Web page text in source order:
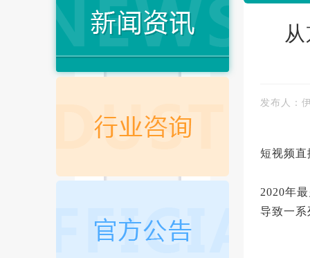
发布人：
短视频直
2020年
导致一